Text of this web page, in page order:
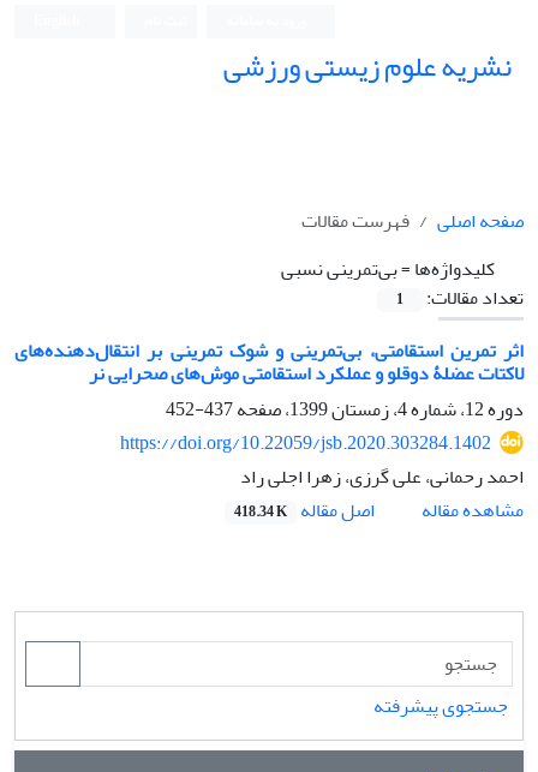
نشریه علوم زیستی ورزشی
صفحه اصلی
فهرست مقالات
کلیدواژه‌ها =بی‌تمرینی نسبی
تعداد مقالات:
1
اثر تمرین استقامتی، بی‌تمرینی و شوک تمرینی بر انتقال‌دهنده‌های
لاکتات عضلۀ دوقلو و عملکرد استقامتی موش‌های صحرایی نر
دوره 12، شماره 4، زمستان 1399، صفحه
437-452
https://doi.org/10.22059/jsb.2020.303284.1402
احمد رحمانی، علی گرزی، زهرا اجلی راد
مشاهده مقاله
اصل مقاله 418.34 K
جستجوی پیشرفته